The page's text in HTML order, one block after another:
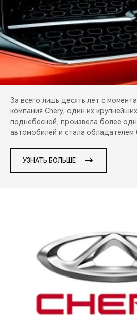
CHERY И СПОРТ
НАШИ МЕРОПРИЯТИЯ
ВИДЕООБЗОРЫ
CHERY ДЛЯ ДЕТЕЙ
За всего лишь десять лет с
компания Chery, один их
поднебесной, произвела более
автомобилей и стала обладателем
УЗНАТЬ БОЛЬШЕ